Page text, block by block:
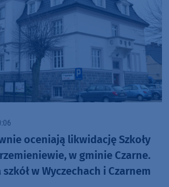
oceniają likwidację Szkoły
w gminie Czarne.
w Wyczechach i Czarnem